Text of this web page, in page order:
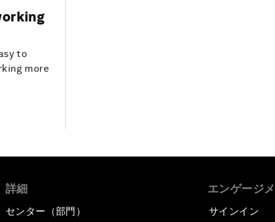
to
more
詳細
センター（部門）
エンゲージ
サインイン